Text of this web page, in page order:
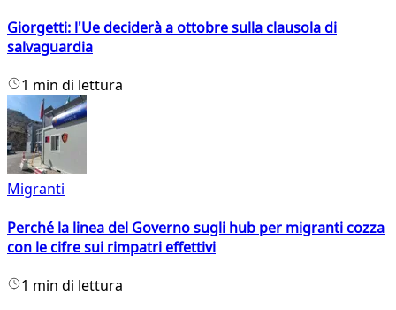
Giorgetti: l'Ue deciderà a ottobre sulla clausola di
salvaguardia
1 min di lettura
Migranti
Perché la linea del Governo sugli hub per migranti cozza
con le cifre sui rimpatri effettivi
1 min di lettura